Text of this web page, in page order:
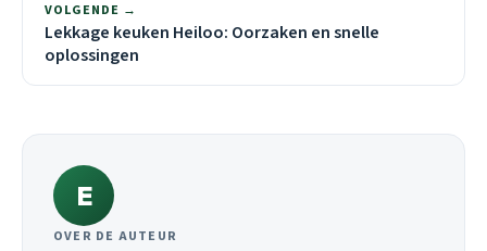
VOLGENDE →
Lekkage keuken Heiloo: Oorzaken en snelle
oplossingen
E
OVER DE AUTEUR